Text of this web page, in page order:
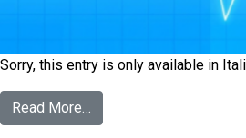
Sorry, this entry is only available in
Read More…